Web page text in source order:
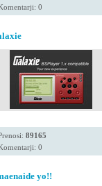
0
89165
0
yo!!